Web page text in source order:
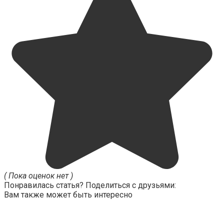
( Пока оценок нет )
Понравилась статья? Поделиться с друзьями:
Вам также может быть интересно